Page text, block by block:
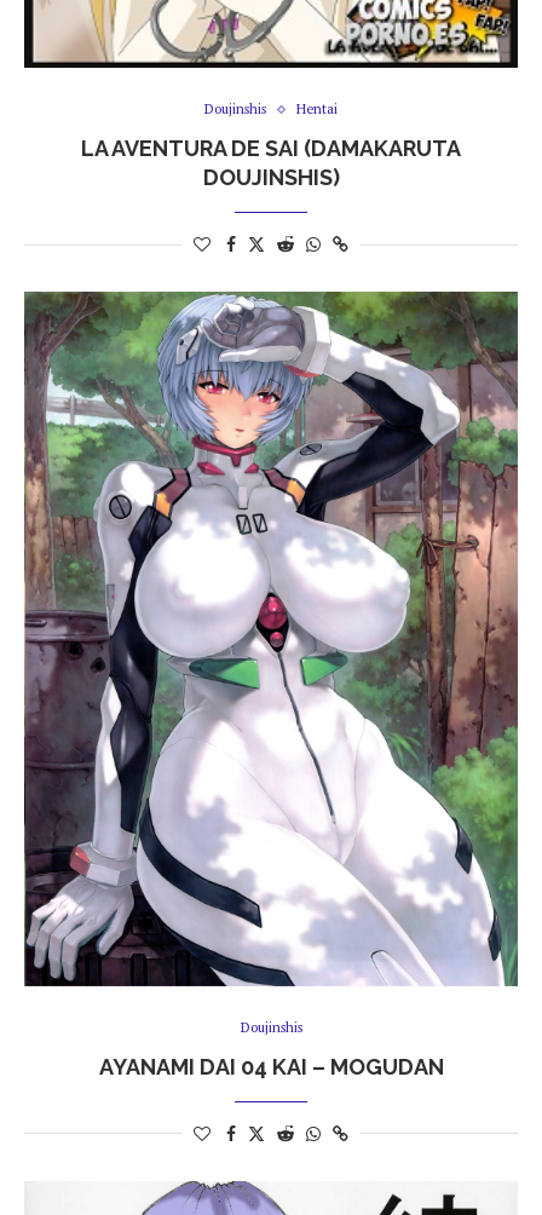
Doujinshis Hentai
LA AVENTURA DE SAI (DAMAKARUTA
DOUJINSHIS)
Doujinshis
AYANAMI DAI 04 KAI – MOGUDAN